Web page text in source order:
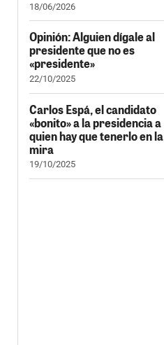
18/06/2026
Opinión: Alguien dígale al
presidente que no es
«presidente»
22/10/2025
Carlos Espá, el candidato
«bonito» a la presidencia a
quien hay que tenerlo en la
mira
19/10/2025